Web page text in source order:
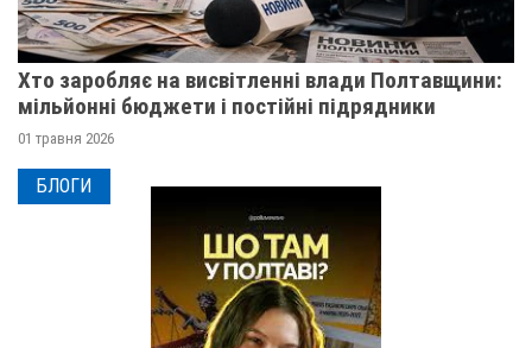
Хто заробляє на висвітленні влади Полтавщини:
мільйонні бюджети і постійні підрядники
01 травня 2026
БЛОГИ